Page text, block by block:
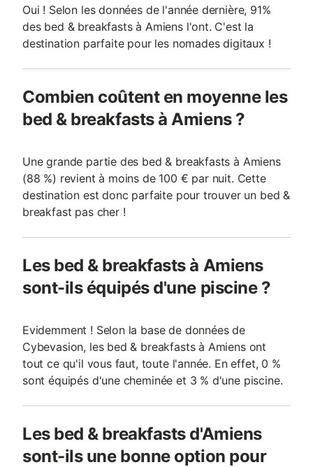
Oui ! Selon les données de l'année dernière, 91%
des bed & breakfasts à Amiens l'ont. C'est la
destination parfaite pour les nomades digitaux !
Combien coûtent en moyenne les
bed & breakfasts à Amiens ?
Une grande partie des bed & breakfasts à Amiens
(88 %) revient à moins de 100 € par nuit. Cette
destination est donc parfaite pour trouver un bed &
breakfast pas cher !
Les bed & breakfasts à Amiens
sont-ils équipés d'une piscine ?
Evidemment ! Selon la base de données de
Cybevasion, les bed & breakfasts à Amiens ont
tout ce qu'il vous faut, toute l'année. En effet, 0 %
sont équipés d'une cheminée et 3 % d'une piscine.
Les bed & breakfasts d'Amiens
sont-ils une bonne option pour